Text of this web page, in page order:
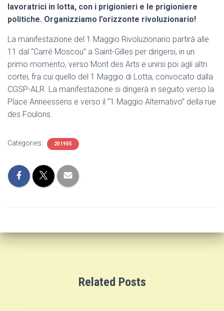
lavoratrici in lotta, con i prigionieri e le prigioniere
politiche. Organizziamo l’orizzonte rivoluzionario!
La manifestazione del 1 Maggio Rivoluzionario partirà alle
11 dal “Carré Moscou” a Saint-Gilles per dirigersi, in un
primo momento, verso Mont des Arts e unirsi poi agli altri
cortei, fra cui quello del 1 Maggio di Lotta, convocato dalla
CGSP-ALR. La manifestazione si dirigerà in seguito verso la
Place Anneessens e verso il “1 Maggio Alternativo” della rue
des Foulons.
Categories: 201905
Related Posts